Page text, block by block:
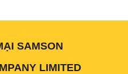
SAMSON
LIMITED